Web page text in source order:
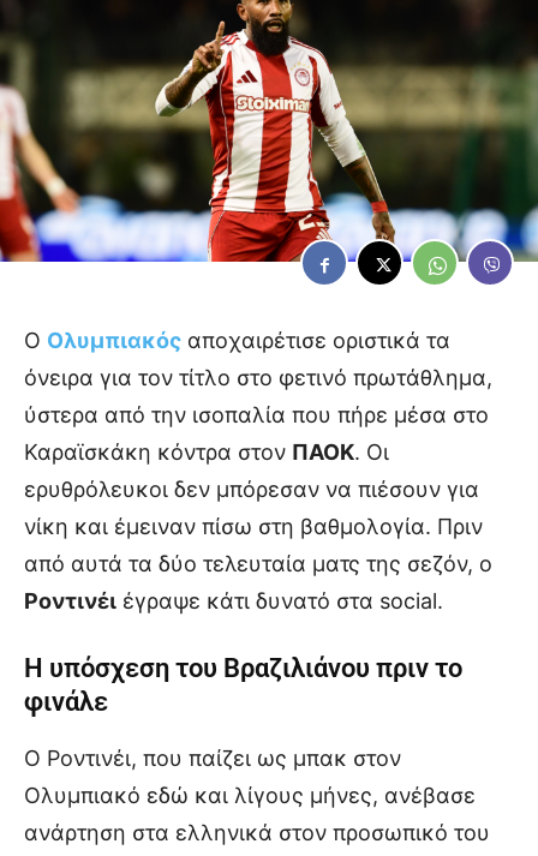
Ο Ολυμπιακός αποχαιρέτισε οριστικά τα
όνειρα για τον τίτλο στο φετινό πρωτάθλημα,
ύστερα από την ισοπαλία που πήρε μέσα στο
Καραϊσκάκη κόντρα στον ΠΑΟΚ. Οι
ερυθρόλευκοι δεν μπόρεσαν να πιέσουν για
νίκη και έμειναν πίσω στη βαθμολογία. Πριν
από αυτά τα δύο τελευταία ματς της σεζόν, ο
Ροντινέι έγραψε κάτι δυνατό στα social.
Η υπόσχεση του Βραζιλιάνου πριν το
φινάλε
Ο Ροντινέι, που παίζει ως μπακ στον
Ολυμπιακό εδώ και λίγους μήνες, ανέβασε
ανάρτηση στα ελληνικά στον προσωπικό του